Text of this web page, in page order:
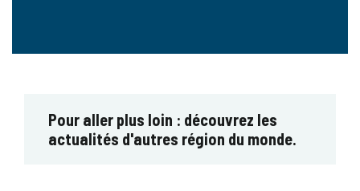
Pour aller plus loin : découvrez les
actualités d'autres région du monde.